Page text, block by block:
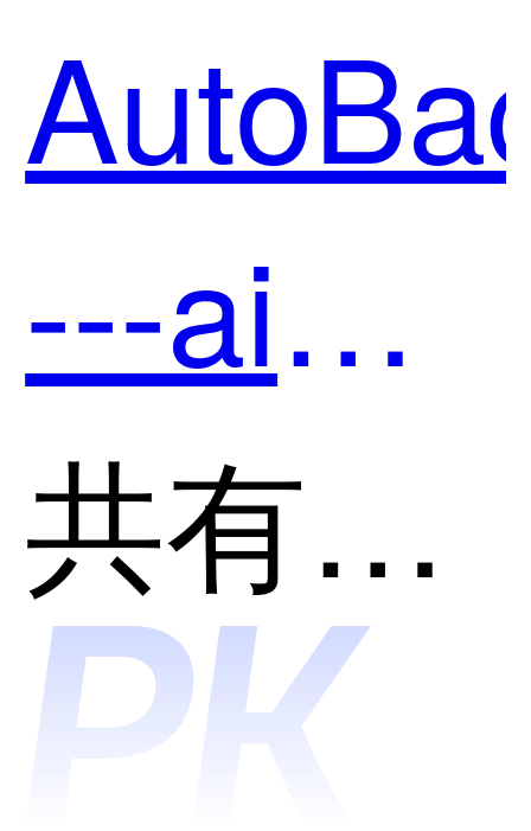
出品哪
个好
用？
---ai后
端开发
助手和
共有分类：开发者工具